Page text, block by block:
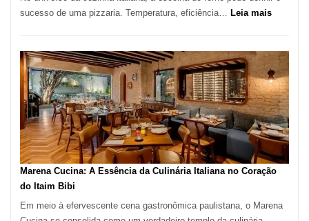
Isso
sucesso de uma pizzaria. Temperatura, eficiência… Leia mais:
Como
Escolher
o
Forno
Ideal
para
sua
Pizzaria
Marena Cucina: A Essência da Culinária Italiana no Coração
do Itaim Bibi
Em meio à efervescente cena gastronômica paulistana, o Marena